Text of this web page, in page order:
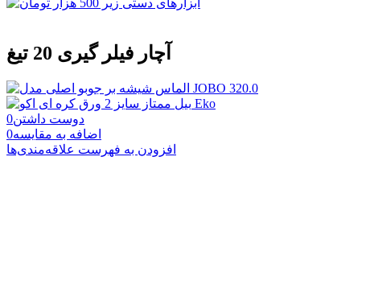
آچار فیلر گیری 20 تیغ
دوست داشتن0
اضافه به مقایسه0
افزودن به فهرست علاقه‌مندی‌ها